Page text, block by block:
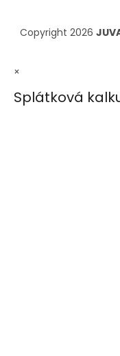
Copyright 2026
×
Splátková